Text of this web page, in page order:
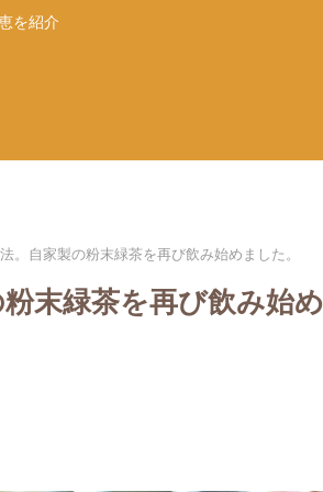
を紹介
。自家製の粉末緑茶を再び飲み始めました。
末緑茶を再び飲み始め